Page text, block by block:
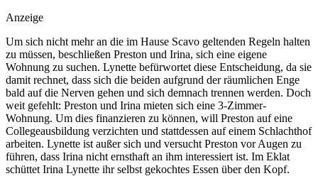
Anzeige
Um sich nicht mehr an die im Hause Scavo geltenden Regeln halten
zu müssen, beschließen Preston und Irina, sich eine eigene
Wohnung zu suchen. Lynette befürwortet diese Entscheidung, da sie
damit rechnet, dass sich die beiden aufgrund der räumlichen Enge
bald auf die Nerven gehen und sich demnach trennen werden. Doch
weit gefehlt: Preston und Irina mieten sich eine 3-Zimmer-
Wohnung. Um dies finanzieren zu können, will Preston auf eine
Collegeausbildung verzichten und stattdessen auf einem Schlachthof
arbeiten. Lynette ist außer sich und versucht Preston vor Augen zu
führen, dass Irina nicht ernsthaft an ihm interessiert ist. Im Eklat
schüttet Irina Lynette ihr selbst gekochtes Essen über den Kopf.